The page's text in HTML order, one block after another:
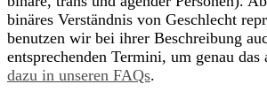
binäres Verständnis von Geschlecht
benutzen wir bei ihrer Beschreibung
entsprechenden Termini, um genau das
dazu in unseren FAQs.